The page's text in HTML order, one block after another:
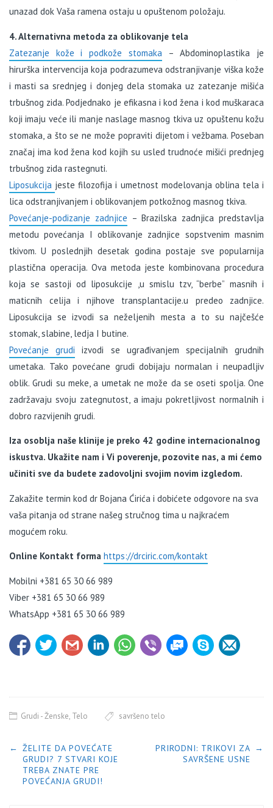
unazad dok Vaša ramena ostaju u opuštenom položaju.
4. Alternativna metoda za oblikovanje tela
Zatezanje kože i podkože stomaka – Abdominoplastika je
hirurška intervencija koja podrazumeva odstranjivanje viška kože
i masti sa srednjeg i donjeg dela stomaka uz zatezanje mišića
trbušnog zida. Podjednako je efikasna i kod žena i kod muškaraca
koji imaju veće ili manje naslage masnog tkiva uz opuštenu kožu
stomaka, a što se ne može popraviti dijetom i vežbama. Poseban
značaj ima kod žena kod kojih su usled trudnoće mišići prednjeg
trbušnog zida rastegnuti.
Liposukcija jeste filozofija i umetnost modelovanja oblina tela i
lica odstranjivanjem i oblikovanjem potkožnog masnog tkiva.
Povećanje-podizanje zadnjice – Brazilska zadnjica predstavlja
metodu povećanja I oblikovanje zadnjice sopstvenim masnim
tkivom. U poslednjih desetak godina postaje sve popularnija
plastična operacija. Ova metoda jeste kombinovana procedura
koja se sastoji od liposukcije ,u smislu tzv, “berbe” masnih i
maticnih celija i njihove transplantacije.u predeo zadnjice.
Liposukcija se izvodi sa neželjenih mesta a to su najčešće
stomak, slabine, ledja I butine.
Povećanje grudi izvodi se ugrađivanjem specijalnih grudnih
umetaka. Tako povećane grudi dobijaju normalan i neupadljiv
oblik. Grudi su meke, a umetak ne može da se oseti spolja. One
zadržavaju svoju zategnutost, a imaju pokretljivost normalnih i
dobro razvijenih grudi.
Iza osoblja naše klinije je preko 42 godine internacionalnog
iskustva. Ukažite nam i Vi poverenje, pozovite nas, a mi ćemo
učiniti sve da budete zadovoljni svojim novim izgledom.
Zakažite termin kod dr Bojana Ćirića i dobićete odgovore na sva
vaša pitanja od strane našeg stručnog tima u najkraćem
mogućem roku.
Online Kontakt forma https://drciric.com/kontakt
Mobilni +381 65 30 66 989
Viber +381 65 30 66 989
WhatsApp +381 65 30 66 989
Grudi - Ženske, Telo savršeno telo
POST NAVIGATION
← ŽELITE DA POVEĆATE
GRUDI? 7 STVARI KOJE
TREBA ZNATE PRE
POVEĆANJA GRUDI!
PRIRODNI: TRIKOVI ZA
SAVRŠENE USNE
→